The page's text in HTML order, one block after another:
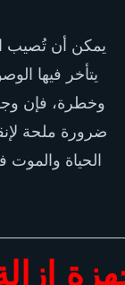
يمكن أن تُصيب
يتأخر فيها
ضرورة ملحة
الحياة والموت